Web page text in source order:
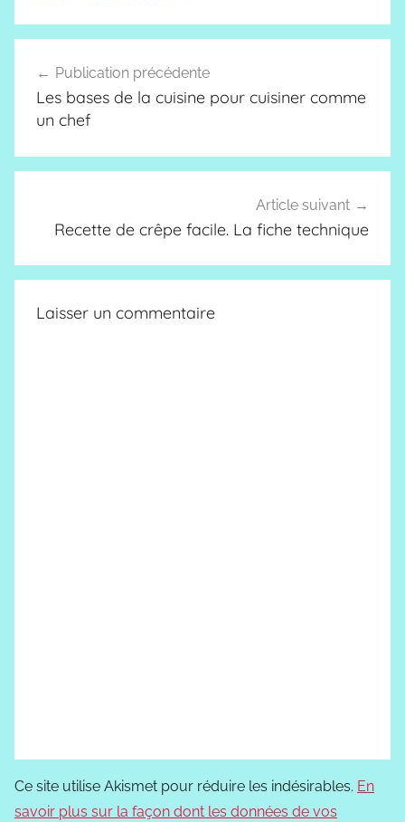
de
l’article
Publication précédente
Les bases de la cuisine pour cuisiner comme
un chef
Article suivant
Recette de crêpe facile. La fiche technique
Laisser un commentaire
Ce site utilise Akismet pour réduire les indésirables. En
savoir plus sur la façon dont les données de vos